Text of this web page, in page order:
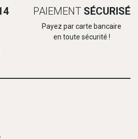
PAIEMENT SÉCURISÉ
Payez par carte bancaire
en toute sécurité !